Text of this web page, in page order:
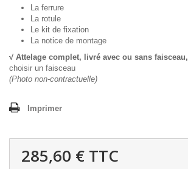
La ferrure
La rotule
Le kit de fixation
La notice de montage
√ Attelage complet, livré avec ou sans faisceau,
choisir un faisceau
(Photo non-contractuelle)
Imprimer
285,60 € TTC